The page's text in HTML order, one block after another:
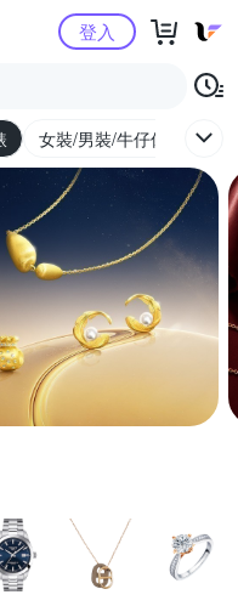
購物中心登入
女裝/男裝/牛仔休閒